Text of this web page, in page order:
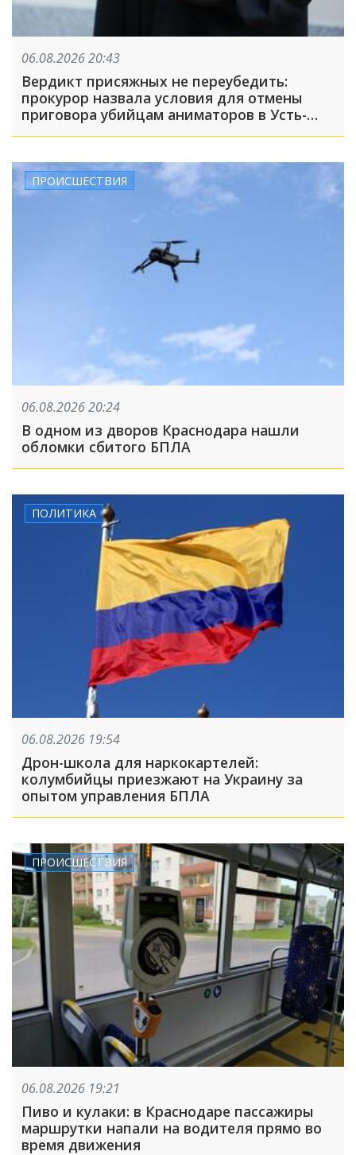
06.08.2026 20:43
Вердикт присяжных не переубедить:
прокурор назвала условия для отмены
приговора убийцам аниматоров в Усть-
ПРОИСШЕСТВИЯ
06.08.2026 20:24
В одном из дворов Краснодара нашли
обломки сбитого БПЛА
ПОЛИТИКА
06.08.2026 19:54
Дрон-школа для наркокартелей:
колумбийцы приезжают на Украину за
опытом управления БПЛА
ПРОИСШЕСТВИЯ
06.08.2026 19:21
Пиво и кулаки: в Краснодаре пассажиры
маршрутки напали на водителя прямо во
время движения